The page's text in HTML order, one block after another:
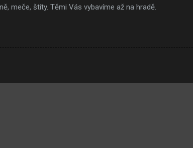
meče, štíty. Těmi Vás vybavíme až na hradě.